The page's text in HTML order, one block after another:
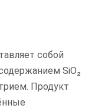
собой
SiO₂
Продукт